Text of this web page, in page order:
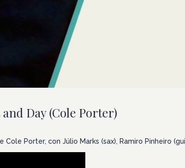
Day (Cole Porter)
Porter, con Júlio Marks (sax), Ramiro Pinheiro